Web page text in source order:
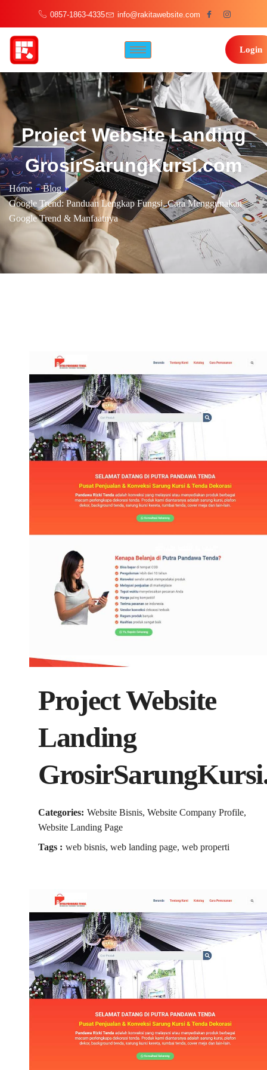
0857-1863-4335 info@rakitawebsite.com
Login
Project Website Landing
GrosirSarungKursi.com
Home » Blog »
Google Trend: Panduan Lengkap Fungsi, Cara Menggunakan
Google Trend & Manfaatnya
Project Website
Landing
Categories: Website Bisnis, Website Company Profile,
Website Landing Page
Tags : web bisnis, web landing page, web properti